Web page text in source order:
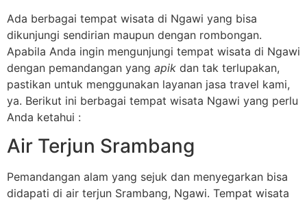
Ada berbagai tempat wisata di Ngawi yang bisa
dikunjungi sendirian maupun dengan rombongan.
Apabila Anda ingin mengunjungi tempat wisata di Ngawi
dengan pemandangan yang apik dan tak terlupakan,
pastikan untuk menggunakan layanan jasa travel kami,
ya. Berikut ini berbagai tempat wisata Ngawi yang perlu
Anda ketahui :
Air Terjun Srambang
Pemandangan alam yang sejuk dan menyegarkan bisa
didapati di air terjun Srambang, Ngawi. Tempat wisata